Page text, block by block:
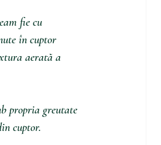
fie cu
în cuptor
aerată a
propria greutate
cuptor.